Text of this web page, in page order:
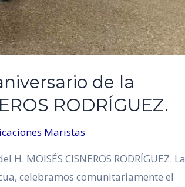
de la
RODRÍGUEZ.
Maristas
MOISÉS CISNEROS RODRÍGUEZ. La
celebramos comunitariamente el